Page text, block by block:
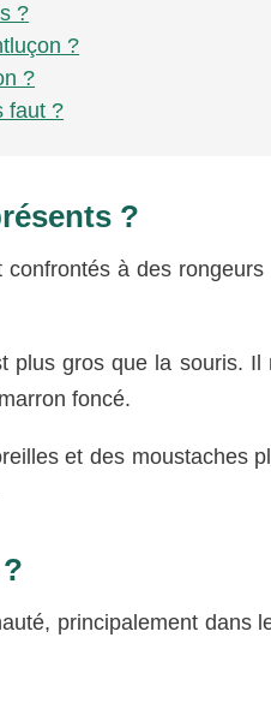
?
?
?
faut ?
?
à des
plus gros que la souris. Il
foncé.
et des moustaches
principalement dans